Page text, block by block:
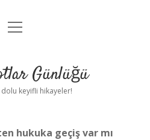
Anasayfa
Uyarı
menüyü
Günlüğü
keyifli hikayeler!
hukuka geçiş var mı